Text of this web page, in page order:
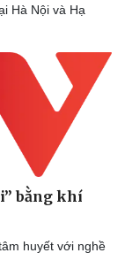
Hà Nội và Hạ
bằng khí
huyết với nghề